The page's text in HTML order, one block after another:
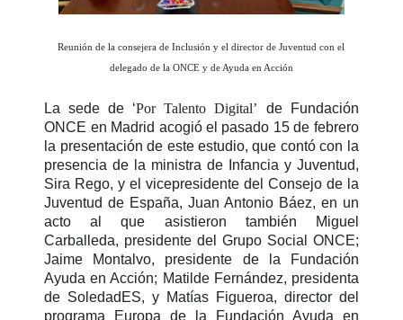
Reunión de la consejera de Inclusión y el director de Juventud con el
delegado de la ONCE y de Ayuda en Acción
La sede de ‘Por Talento Digital’ de Fundación
ONCE en Madrid acogió el pasado 15 de febrero
la presentación de este estudio, que contó con la
presencia de la ministra de Infancia y Juventud,
Sira Rego, y el vicepresidente del Consejo de la
Juventud de España, Juan Antonio Báez, en un
acto al que asistieron también Miguel
Carballeda, presidente del Grupo Social ONCE;
Jaime Montalvo, presidente de la Fundación
Ayuda en Acción; Matilde Fernández, presidenta
de SoledadES, y Matías Figueroa, director del
programa Europa de la Fundación Ayuda en